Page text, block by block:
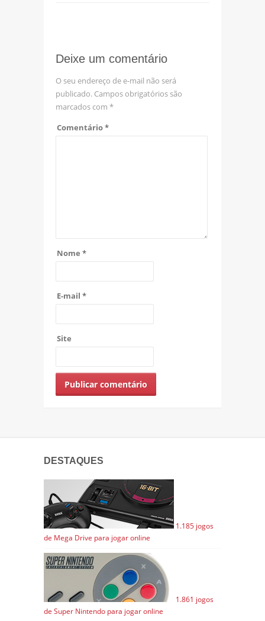
Deixe um comentário
O seu endereço de e-mail não será
publicado. Campos obrigatórios são
marcados com *
Comentário*
Nome *
E-mail *
Site
DESTAQUES
1.185 jogos
de Mega Drive para jogar online
1.861 jogos
de Super Nintendo para jogar online